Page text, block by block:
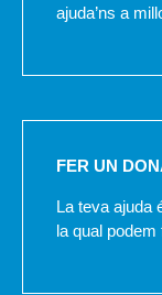
ajuda’ns a
FER UN
La teva ajuda
la qual